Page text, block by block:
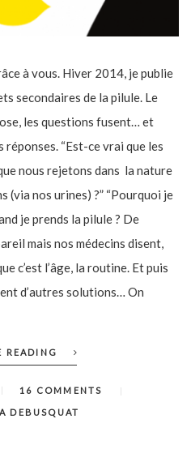
à vous. Hiver 2014, je publie
secondaires de la pilule. Le
les questions fusent… et
“Est-ce vrai que les
nous rejetons dans la nature
(via nos urines) ?” “Pourquoi je
je prends la pilule ? De
mais nos médecins disent,
c’est l’âge, la routine. Et puis
d’autres solutions… On
READING
16 COMMENTS
DEBUSQUAT